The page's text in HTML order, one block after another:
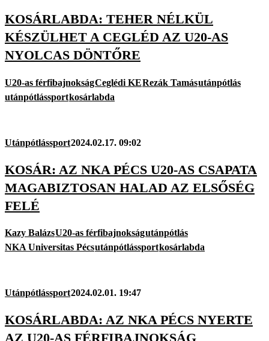
KOSÁRLABDA: TEHER NÉLKÜL
KÉSZÜLHET A CEGLÉD AZ U20-AS
NYOLCAS DÖNTŐRE
U20-as férfibajnokságCeglédi KERezák Tamásutánpótlás
utánpótlássportkosárlabda
Utánpótlássport2024.02.17. 09:02
KOSÁR: AZ NKA PÉCS U20-AS CSAPATA
MAGABIZTOSAN HALAD AZ ELSŐSÉG
FELÉ
Kazy BalázsU20-as férfibajnokságutánpótlás
NKA Universitas Pécsutánpótlássportkosárlabda
Utánpótlássport2024.02.01. 19:47
KOSÁRLABDA: AZ NKA PÉCS NYERTE
AZ U20-AS FÉRFIBAJNOKSÁG